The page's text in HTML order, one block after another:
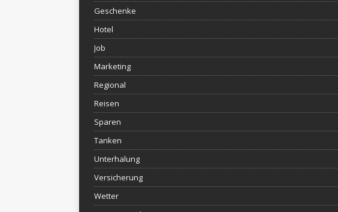
Geschenke
Hotel
Job
Marketing
Regional
Reisen
Sparen
Tanken
Unterhalung
Versicherung
Wetter